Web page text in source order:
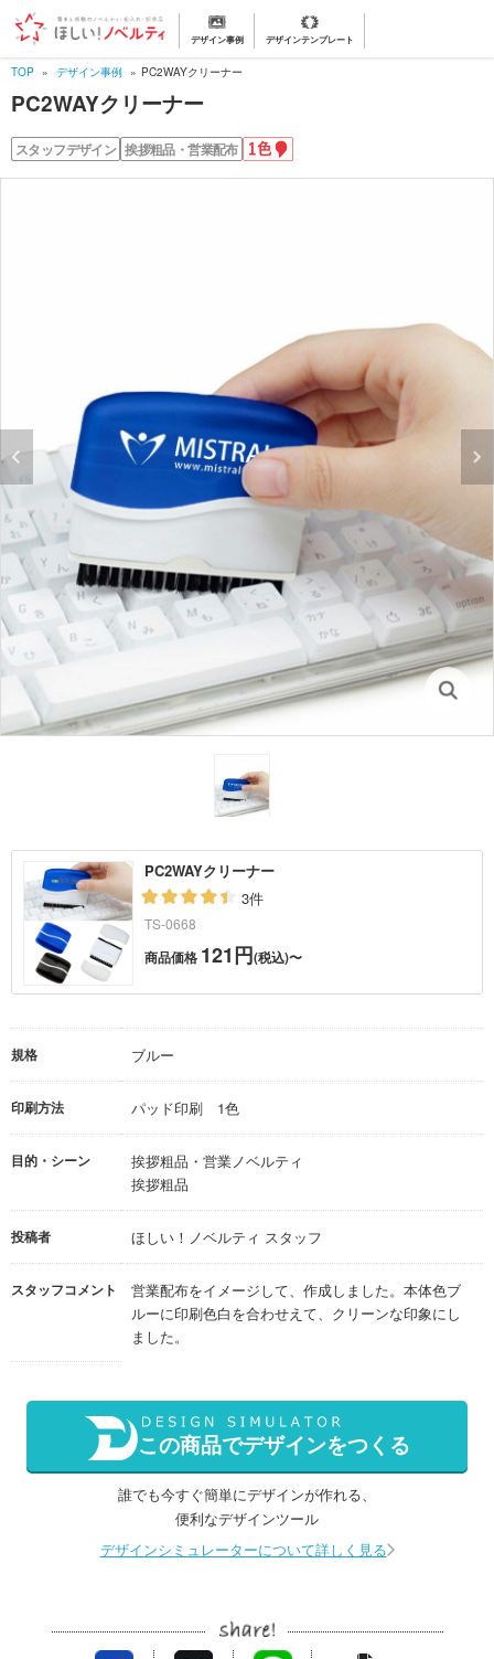
デザイン事例 デザインテンプレート
TOP デザイン事例 PC2WAYクリーナー
PC2WAYクリーナー
スタッフデザイン 挨拶粗品・営業配布1
色
名
PC2WAYクリーナー
3件
TS-0668
商品価格 121円(税込)〜
規格 ブルー
印刷方法 パッド印刷 1色
目的・シーン
挨拶粗品・営業ノベルティ
挨拶粗品
投稿者 ほしい！ノベルティ スタッフ
スタッフコメント
営業配布をイメージして、作成しました。本体色ブ
ルーに印刷色白を合わせえて、クリーンな印象にし
ました。
この商品でデザインをつくる
誰でも今すぐ簡単にデザインが作れる、
便利なデザインツール
デザインシミュレーターについて詳しく見る